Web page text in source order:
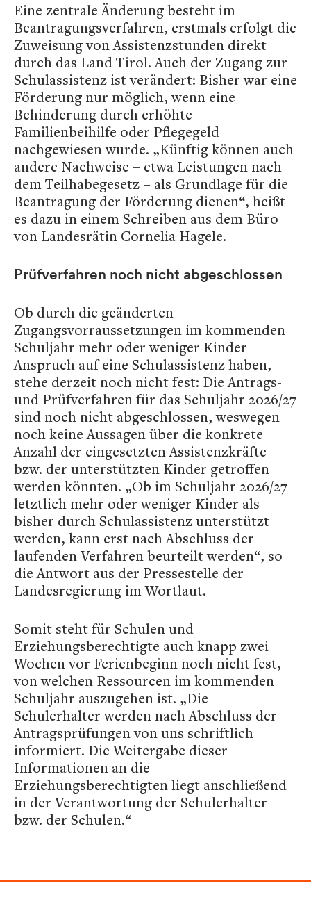
Eine zentrale Änderung besteht im
Beantragungsverfahren, erstmals erfolgt die
Zuweisung von Assistenzstunden direkt
durch das Land Tirol. Auch der Zugang zur
Schulassistenz ist verändert: Bisher war eine
Förderung nur möglich, wenn eine
Behinderung durch erhöhte
Familienbeihilfe oder Pflegegeld
nachgewiesen wurde. „Künftig können auch
andere Nachweise – etwa Leistungen nach
dem Teilhabegesetz – als Grundlage für die
Beantragung der Förderung dienen“, heißt
es dazu in einem Schreiben aus dem Büro
von Landesrätin Cornelia Hagele.
Prüfverfahren noch nicht abgeschlossen
Ob durch die geänderten
Zugangsvorraussetzungen im kommenden
Schuljahr mehr oder weniger Kinder
Anspruch auf eine Schulassistenz haben,
stehe derzeit noch nicht fest: Die Antrags-
und Prüfverfahren für das Schuljahr 2026/27
sind noch nicht abgeschlossen, weswegen
noch keine Aussagen über die konkrete
Anzahl der eingesetzten Assistenzkräfte
bzw. der unterstützten Kinder getroffen
werden könnten. „Ob im Schuljahr 2026/27
letztlich mehr oder weniger Kinder als
bisher durch Schulassistenz unterstützt
werden, kann erst nach Abschluss der
laufenden Verfahren beurteilt werden“, so
die Antwort aus der Pressestelle der
Landesregierung im Wortlaut.
Somit steht für Schulen und
Erziehungsberechtigte auch knapp zwei
Wochen vor Ferienbeginn noch nicht fest,
von welchen Ressourcen im kommenden
Schuljahr auszugehen ist. „Die
Schulerhalter werden nach Abschluss der
Antragsprüfungen von uns schriftlich
informiert. Die Weitergabe dieser
Informationen an die
Erziehungsberechtigten liegt anschließend
in der Verantwortung der Schulerhalter
bzw. der Schulen.“